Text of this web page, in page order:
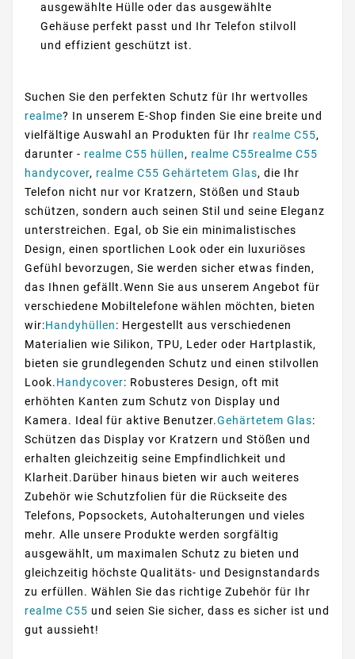
ausgewählte Hülle oder das ausgewählte
Gehäuse perfekt passt und Ihr Telefon stilvoll
und effizient geschützt ist.
Suchen Sie den perfekten Schutz für Ihr wertvolles
realme? In unserem E-Shop finden Sie eine breite und
vielfältige Auswahl an Produkten für Ihr realme C55,
darunter - realme C55 hüllen, realme C55realme C55
handycover, realme C55 Gehärtetem Glas, die Ihr
Telefon nicht nur vor Kratzern, Stößen und Staub
schützen, sondern auch seinen Stil und seine Eleganz
unterstreichen. Egal, ob Sie ein minimalistisches
Design, einen sportlichen Look oder ein luxuriöses
Gefühl bevorzugen, Sie werden sicher etwas finden,
das Ihnen gefällt.Wenn Sie aus unserem Angebot für
verschiedene Mobiltelefone wählen möchten, bieten
wir:Handyhüllen: Hergestellt aus verschiedenen
Materialien wie Silikon, TPU, Leder oder Hartplastik,
bieten sie grundlegenden Schutz und einen stilvollen
Look.Handycover: Robusteres Design, oft mit
erhöhten Kanten zum Schutz von Display und
Kamera. Ideal für aktive Benutzer.Gehärtetem Glas:
Schützen das Display vor Kratzern und Stößen und
erhalten gleichzeitig seine Empfindlichkeit und
Klarheit.Darüber hinaus bieten wir auch weiteres
Zubehör wie Schutzfolien für die Rückseite des
Telefons, Popsockets, Autohalterungen und vieles
mehr. Alle unsere Produkte werden sorgfältig
ausgewählt, um maximalen Schutz zu bieten und
gleichzeitig höchste Qualitäts- und Designstandards
zu erfüllen. Wählen Sie das richtige Zubehör für Ihr
realme C55 und seien Sie sicher, dass es sicher ist und
gut aussieht!